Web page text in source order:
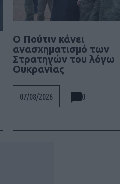
Ο Πούτιν κάνει
ανασχηματισμό των
Στρατηγών του λόγω
Ουκρανίας
07/08/2026 0